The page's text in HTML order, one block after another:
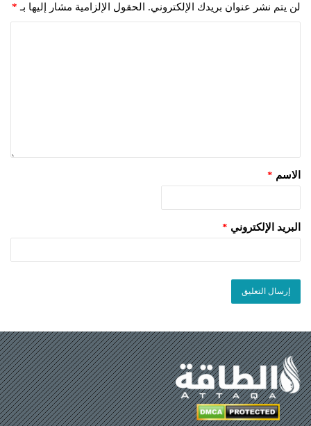
لن يتم نشر عنوان بريدك الإلكتروني. الحقول الإلزامية مشار إليها بـ *
الاسم *
البريد الإلكتروني *